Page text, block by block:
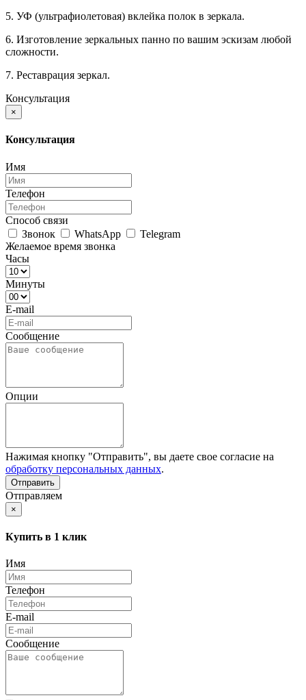
5. УФ (ультрафиолетовая) вклейка полок в зеркала.
6. Изготовление зеркальных панно по вашим эскизам любой
сложности.
7. Реставрация зеркал.
Консультация
×
Консультация
Имя
Телефон
Способ связи
Звонок
WhatsApp
Telegram
Желаемое время звонка
Часы
Минуты
E-mail
Сообщение
Опции
Нажимая кнопку "Отправить", вы даете свое согласие на
обработку персональных данных.
Отправляем
×
Купить в 1 клик
Имя
Телефон
E-mail
Сообщение